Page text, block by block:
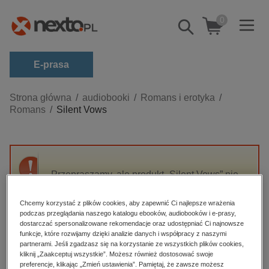
Pokaż/schowaj
wyszukiwarkę
0
E-prasa
Kategorie
Zobacz wszystkie E-prasa
budownictwo, aranżacja wnętrz
darmowe wydania
edukacja
hobby, sport, rozrywka
komputery, internet, technologie, informatyka
Strona główna audiobooki
Romans i erotyka
Romans
Silent Vows
Przepraszamy, ale produkt „Silent Vows” nie
High-contrast mode
Polecane
Chcemy korzystać z plików cookies, aby zapewnić Ci najlepsze wrażenia
podczas przeglądania naszego katalogu ebooków, audiobooków i e-prasy,
dostarczać spersonalizowane rekomendacje oraz udostępniać Ci najnowsze
funkcje, które rozwijamy dzięki analizie danych i współpracy z naszymi
partnerami. Jeśli zgadzasz się na korzystanie ze wszystkich plików cookies,
kliknij „Zaakceptuj wszystkie”. Możesz również dostosować swoje
preferencje, klikając „Zmień ustawienia”. Pamiętaj, że zawsze możesz